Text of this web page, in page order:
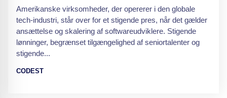
Amerikanske virksomheder, der opererer i den globale
tech-industri, står over for et stigende pres, når det gælder
ansættelse og skalering af softwareudviklere. Stigende
lønninger, begrænset tilgængelighed af seniortalenter og
stigende...
CODEST